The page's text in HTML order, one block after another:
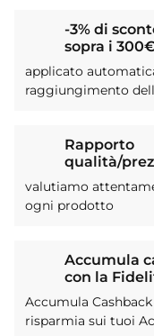
-3% di
sopra i
applicato
raggiungimento
Rapporto
qualità/
valutiamo
ogni prodotto
Accumula
con la
Accumula Cashback
risparmia sui tuoi